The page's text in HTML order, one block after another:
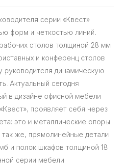
серии «Kвест»
форм и четкостью линий.
столов толщиной 28 мм
и конференц столов
динамическую
Актуальный сегодня
в дизайне офисной мебели
проявляет себя через
это и металлические опоры
же, прямолинейные детали
и полок шкафов толщиной 18
серии мебели